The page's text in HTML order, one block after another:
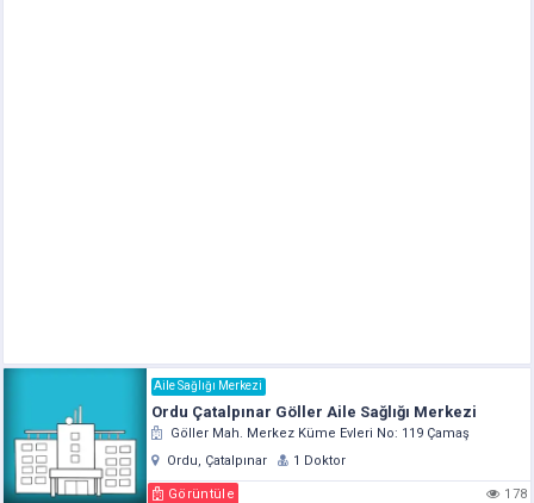
Aile Sağlığı Merkezi
Ordu Çatalpınar Göller Aile Sağlığı Merkezi
Göller Mah. Merkez Küme Evleri No: 119 Çamaş
Ordu, Çatalpınar
1 Doktor
Görüntüle 178